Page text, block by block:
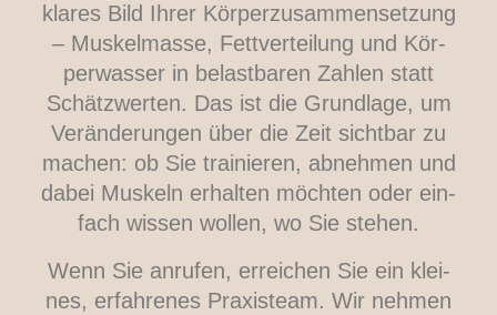
kla­res Bild Ihrer Kör­per­zu­sam­men­set­zung
– Mus­kel­mas­se, Fett­ver­tei­lung und Kör­
per­was­ser in belast­ba­ren Zah­len statt
Schätz­wer­ten. Das ist die Grund­la­ge, um
Ver­än­de­run­gen über die Zeit sicht­bar zu
machen: ob Sie trai­nie­ren, abneh­men und
dabei Mus­keln erhal­ten möch­ten oder ein­
fach wis­sen wol­len, wo Sie stehen.
Wenn Sie anru­fen, errei­chen Sie ein klei­
nes, erfah­re­nes Pra­xis­team. Wir neh­men